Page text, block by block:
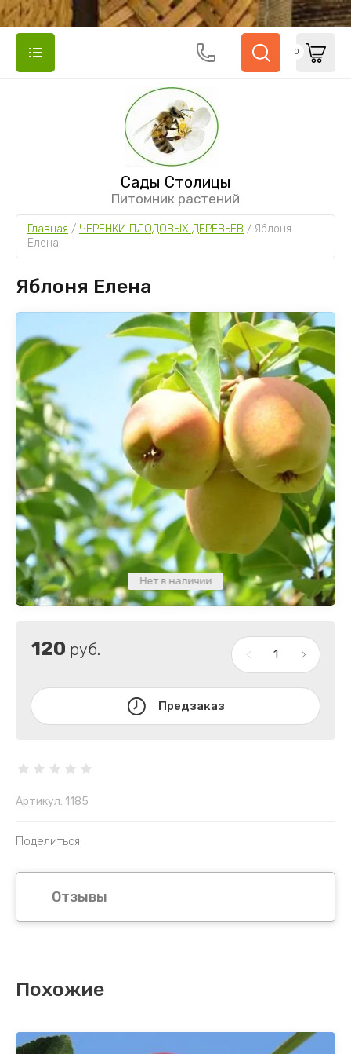
Сады Столицы
Питомник растений
0
Главная / ЧЕРЕНКИ ПЛОДОВЫХ ДЕРЕВЬЕВ / Яблоня
Елена
Яблоня Елена
Нет в наличии
120 руб.
Предзаказ
Артикул: 1185
Поделиться
Отзывы
Похожие